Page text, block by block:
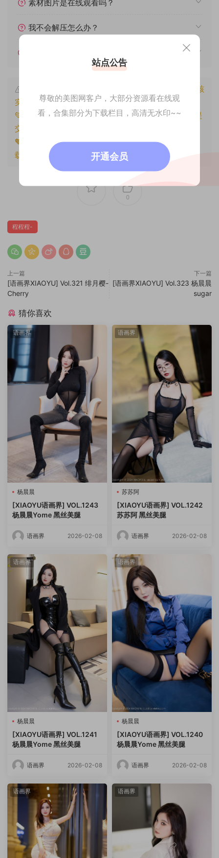
素材图片是在线观看吗？
我不会解压怎么办？
本文资源仅供个人参考学习，请勿批量搬运，一经核
实将封禁账号权限！
💚本文资源均来源网友分享，若侵犯了您的权益可以提
交工单处理。
🧡原文链接：https://www.znjfg.com/1616.html
载请注明出处。
0
程程程-
上一篇
[语画界XIAOYU] Vol.321 绯月樱-
Cherry
下一篇
[语画界XIAOYU] Vol.323 杨晨晨
sugar
猜你喜欢
语画界
杨晨晨
[XIAOYU语画界] VOL.1243
杨晨晨Yome 黑丝美腿
语画界 2026-02-08
语画界
苏苏阿
[XIAOYU语画界] VOL.1242
苏苏阿 黑丝美腿
语画界 2026-02-08
语画界
杨晨晨
[XIAOYU语画界] VOL.1241
杨晨晨Yome 黑丝美腿
语画界 2026-02-08
语画界
杨晨晨
[XIAOYU语画界] VOL.1240
杨晨晨Yome 黑丝美腿
语画界 2026-02-08
语画界 语画界
站点公告
尊敬的美图网客户，大部分资源看在线观
看，合集部分为下载栏目，高清无水印~~
开通会员